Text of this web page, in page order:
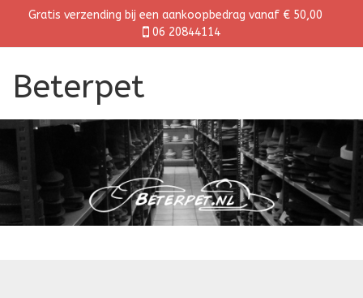
Gratis verzending bij een aankoopbedrag vanaf € 50,00
06 20844114
Beterpet